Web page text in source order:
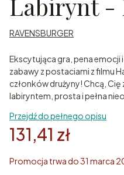
RAVENSBURGER
Ekscytująca gra, pena
zabawy z postaciami z filmu
członków drużyny! Chcą,
labiryntem, prosta i pełna
Przejdź do pełnego opisu
131,41 zł
Promocja trwa do 31 marca